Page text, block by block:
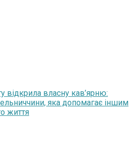
відкрила власну кав’ярню:
яка допомагає іншим
життя